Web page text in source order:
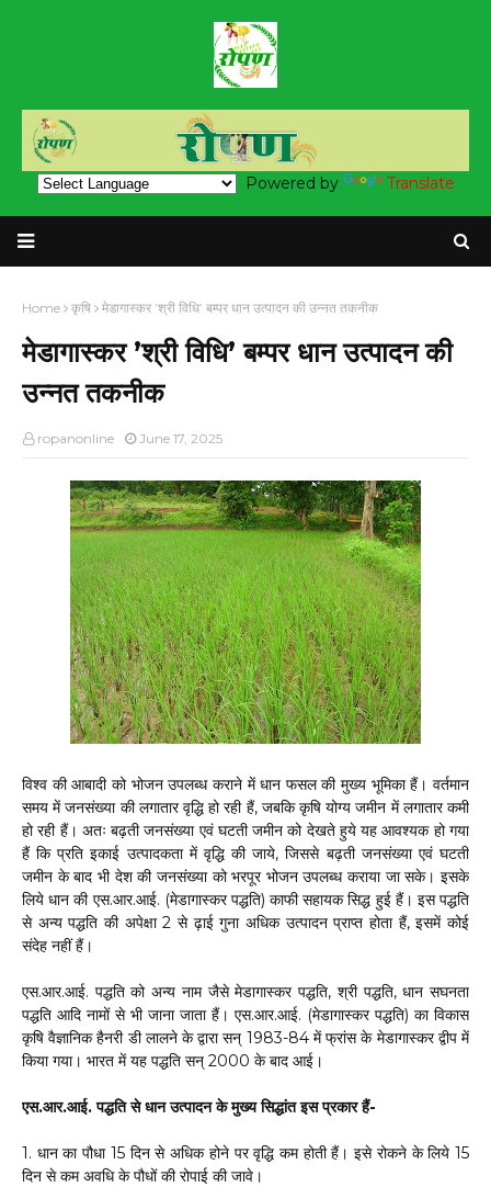
Powered by Translate
Home कृषि मेडागास्कर ’श्री विधि’ बम्पर धान उत्पादन की उन्नत तकनीक
मेडागास्कर ’श्री विधि’ बम्पर धान उत्पादन की
उन्नत तकनीक
ropanonline June 17, 2025
विश्व की आबादी को भोजन उपलब्ध कराने में धान फसल की मुख्य भूमिका हैं। वर्तमान
समय में जनसंख्या की लगातार वृद्धि हो रही हैं, जबकि कृषि योग्य जमीन में लगातार कमी
हो रही हैं। अतः बढ़ती जनसंख्या एवं घटती जमीन को देखते हुये यह आवश्यक हो गया
हैं कि प्रति इकाई उत्पादकता में वृद्धि की जाये, जिससे बढ़ती जनसंख्या एवं घटती
जमीन के बाद भी देश की जनसंख्या को भरपूर भोजन उपलब्ध कराया जा सके। इसके
लिये धान की एस.आर.आई. (मेडागास्कर पद्धति) काफी सहायक सिद्ध हुई हैं। इस पद्धति
से अन्य पद्धति की अपेक्षा 2 से ढ़ाई गुना अधिक उत्पादन प्राप्त होता हैं, इसमें कोई
संदेह नहीं हैं।
एस.आर.आई. पद्धति को अन्य नाम जैसे मेडागास्कर पद्धति, श्री पद्धति, धान सघनता
पद्धति आदि नामों से भी जाना जाता हैं। एस.आर.आई. (मेडागास्कर पद्धति) का विकास
कृषि वैज्ञानिक हैनरी डी लालने के द्वारा सन् 1983-84 में फ्रांस के मेडागास्कर द्वीप में
किया गया। भारत में यह पद्धति सन् 2000 के बाद आई।
एस.आर.आई. पद्धति से धान उत्पादन के मुख्य सिद्धांत इस प्रकार हैं-
1. धान का पौधा 15 दिन से अधिक होने पर वृद्धि कम होती हैं। इसे रोकने के लिये 15
दिन से कम अवधि के पौधों की रोपाई की जावे।